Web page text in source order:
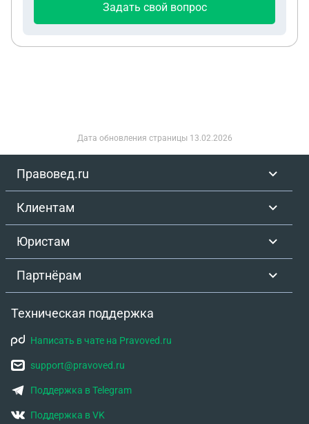
Задать свой вопрос
Дата обновления страницы 13.02.2026
Правовед.ru
Клиентам
Юристам
Партнёрам
Техническая поддержка
Написать в чате на Pravoved.ru
support@pravoved.ru
Поддержка в Telegram
Поддержка в VK